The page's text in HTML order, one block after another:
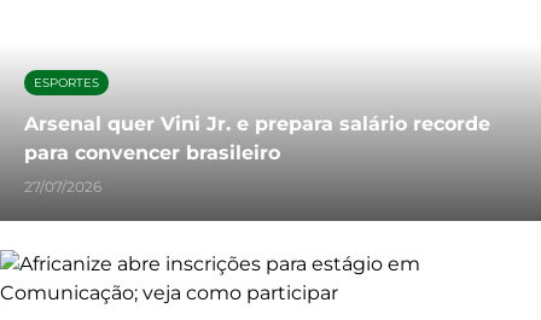
ESPORTES
Arsenal quer Vini Jr. e prepara salário recorde
para convencer brasileiro
27/07/2026